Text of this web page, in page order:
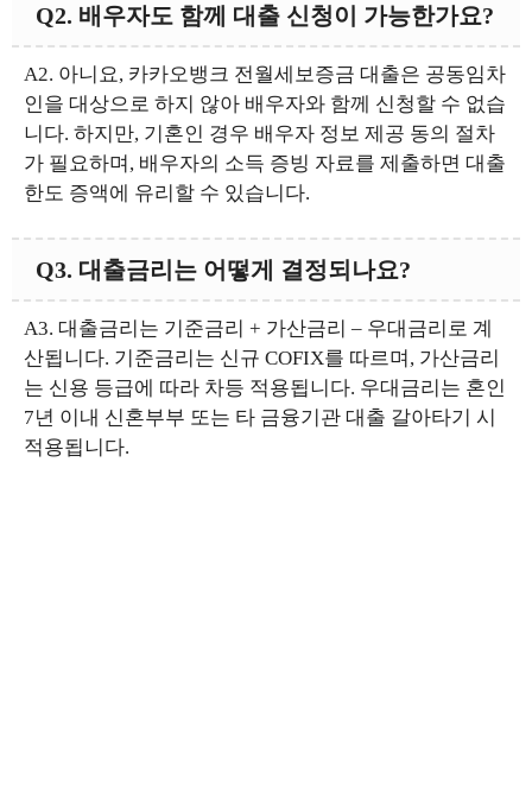
Q2. 배우자도 함께 대출 신청이 가능한가요?
A2. 아니요, 카카오뱅크 전월세보증금 대출은 공동임차
인을 대상으로 하지 않아 배우자와 함께 신청할 수 없습
니다. 하지만, 기혼인 경우 배우자 정보 제공 동의 절차
가 필요하며, 배우자의 소득 증빙 자료를 제출하면 대출
한도 증액에 유리할 수 있습니다.
Q3. 대출금리는 어떻게 결정되나요?
A3. 대출금리는 기준금리 + 가산금리 – 우대금리로 계
산됩니다. 기준금리는 신규 COFIX를 따르며, 가산금리
는 신용 등급에 따라 차등 적용됩니다. 우대금리는 혼인
7년 이내 신혼부부 또는 타 금융기관 대출 갈아타기 시
적용됩니다.